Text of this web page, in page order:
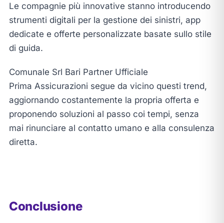
Le compagnie più innovative stanno introducendo
strumenti digitali per la gestione dei sinistri, app
dedicate e offerte personalizzate basate sullo stile
di guida.
Comunale Srl Bari Partner Ufficiale
Prima Assicurazioni segue da vicino questi trend,
aggiornando costantemente la propria offerta e
proponendo soluzioni al passo coi tempi, senza
mai rinunciare al contatto umano e alla consulenza
diretta.
Conclusione